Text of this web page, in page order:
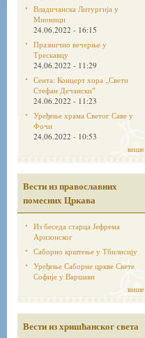
Владичанска Литургија у
Мионици
24.06.2022 - 16:15
Празнично вечерње у
Трескавцу
24.06.2022 - 11:29
Сента: Концерт хора „Свети
Стефан Дечанскиˮ
24.06.2022 - 11:23
Уређење храма Светог Саве у
Фочи
24.06.2022 - 10:53
више
Вести из православних
помесних Цркава
Из беседа старца Јефрема
Аризонског
Саборно крштење у Тбилисију
Уређење Саборне цркве Свете
Софије у Варшави
више
Вести из хришћанског света